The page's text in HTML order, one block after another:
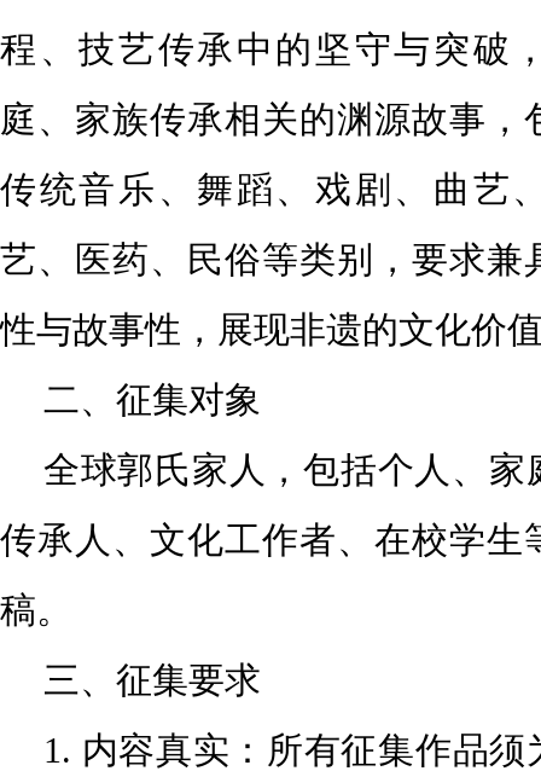
程、技艺传承中的坚守与突破
庭、家族传承相关的渊源故事，
传统音乐、 舞蹈、戏剧、曲艺
艺、医药、民俗等类别，要求兼
性与故事性，展现非遗的文化价
二、征集对象
全球郭氏家人，包括个人、家
传承人、文化工作者、在校学生
稿。
三、征集要求
1. 内容真实：所有征集作品须